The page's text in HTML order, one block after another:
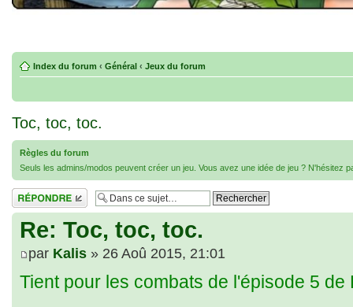
Index du forum ‹ Général ‹ Jeux du forum
Toc, toc, toc.
Règles du forum
Seuls les admins/modos peuvent créer un jeu. Vous avez une idée de jeu ? N'hésitez
Répondre
Re: Toc, toc, toc.
par Kalis » 26 Aoû 2015, 21:01
Tient pour les combats de l'épisode 5 de